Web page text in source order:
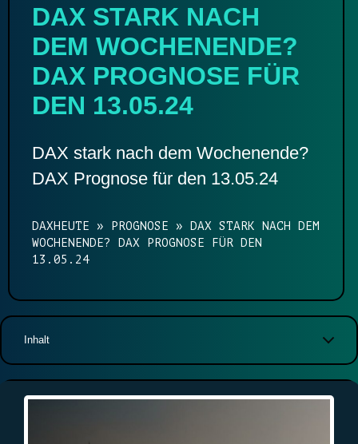
DAX STARK NACH
DEM WOCHENENDE?
DAX PROGNOSE FÜR
DEN 13.05.24
DAX stark nach dem Wochenende?
DAX Prognose für den 13.05.24
DAXHEUTE » PROGNOSE »
DAX STARK NACH DEM
WOCHENENDE? DAX PROGNOSE FÜR DEN
13.05.24
Inhalt
DAX Chart